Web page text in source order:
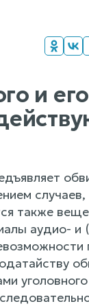
и его
также
аудио- и